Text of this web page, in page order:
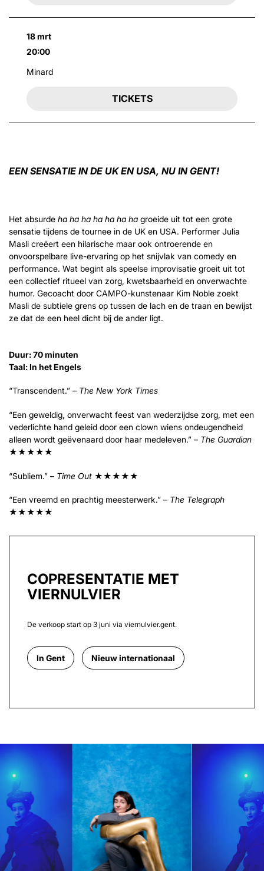
18 mrt
20:00
Minard
TICKETS
EEN SENSATIE IN DE UK EN USA, NU IN GENT!
Het absurde ha ha ha ha ha ha ha groeide uit tot een grote
sensatie tijdens de tournee in de UK en USA. Performer Julia
Masli creëert een hilarische maar ook ontroerende en
onvoorspelbare live-ervaring op het snijvlak van comedy en
performance. Wat begint als speelse improvisatie groeit uit tot
een collectief ritueel van zorg, kwetsbaarheid en onverwachte
humor. Gecoacht door CAMPO-kunstenaar Kim Noble zoekt
Masli de subtiele grens op tussen de lach en de traan en bewijst
ze dat de een heel dicht bij de ander ligt.
Duur: 70 minuten
Taal: In het Engels
“Transcendent.” – The New York Times
“Een geweldig, onverwacht feest van wederzijdse zorg, met een
vederlichte hand geleid door een clown wiens ondeugendheid
alleen wordt geëvenaard door haar medeleven.” – The Guardian
★★★★★
“Subliem.” – Time Out ★★★★★
“Een vreemd en prachtig meesterwerk.” – The Telegraph
★★★★★
COPRESENTATIE MET
VIERNULVIER
De verkoop start op 3 juni via viernulvier.gent.
In Gent Nieuw internationaal
Overslaan